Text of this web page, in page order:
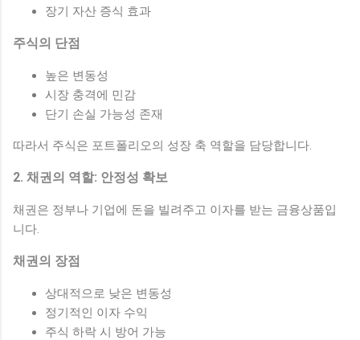
장기 자산 증식 효과
주식의 단점
높은 변동성
시장 충격에 민감
단기 손실 가능성 존재
따라서 주식은 포트폴리오의 성장 축 역할을 담당합니다.
2. 채권의 역할: 안정성 확보
채권은 정부나 기업에 돈을 빌려주고 이자를 받는 금융상품입
니다.
채권의 장점
상대적으로 낮은 변동성
정기적인 이자 수익
주식 하락 시 방어 가능